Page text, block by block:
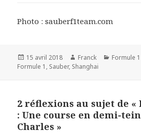
Photo : sauberf1team.com
Publié
le
15 avril 2018 Auteur
Franck Catégories
Formule 1
Formule 1 , Sauber, Shanghai
2 réflexions au sujet de «
: Une course en demi-
Charles »